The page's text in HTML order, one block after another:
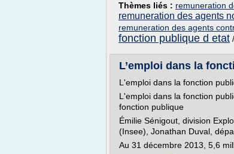
Thèmes liés : remuneration
remuneration des agents
remuneration des agents
fonction publique d etat /
L’emploi dans la
L'emploi dans la fonction
L'emploi dans la fonction
fonction publique
Émilie Sénigout, division
(Insee), Jonathan Duval,
Au 31 décembre 2013, 5,6